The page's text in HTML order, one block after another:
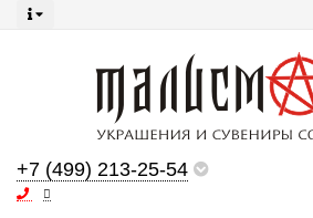
+7 (499) 213-25-54